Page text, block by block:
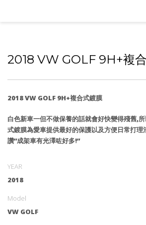
2018 VW GOLF 9H+複
2018 VW GOLF 9H+複合式鍍膜
白色新車一但不做保養的話就會好快變得殘舊,
式鍍膜為愛車提供最好的保護以及方便日常打理
讚”成架車有光澤咗好多!”
YEAR
2018
Model
VW GOLF